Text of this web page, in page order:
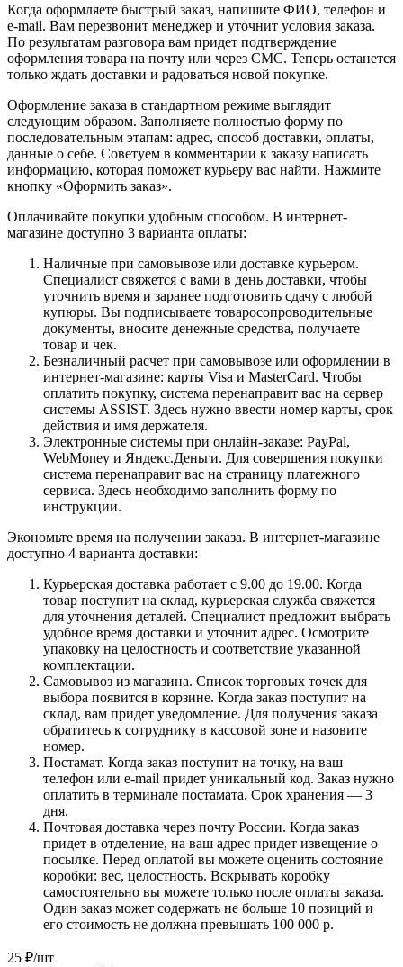
Когда оформляете быстрый заказ, напишите ФИО, телефон и
e-mail. Вам перезвонит менеджер и уточнит условия заказа.
По результатам разговора вам придет подтверждение
оформления товара на почту или через СМС. Теперь останется
только ждать доставки и радоваться новой покупке.
Оформление заказа в стандартном режиме выглядит
следующим образом. Заполняете полностью форму по
последовательным этапам: адрес, способ доставки, оплаты,
данные о себе. Советуем в комментарии к заказу написать
информацию, которая поможет курьеру вас найти. Нажмите
кнопку «Оформить заказ».
Оплачивайте покупки удобным способом. В интернет-
магазине доступно 3 варианта оплаты:
Наличные при самовывозе или доставке курьером.
Специалист свяжется с вами в день доставки, чтобы
уточнить время и заранее подготовить сдачу с любой
купюры. Вы подписываете товаросопроводительные
документы, вносите денежные средства, получаете
товар и чек.
Безналичный расчет при самовывозе или оформлении в
интернет-магазине: карты Visa и MasterCard. Чтобы
оплатить покупку, система перенаправит вас на сервер
системы ASSIST. Здесь нужно ввести номер карты, срок
действия и имя держателя.
Электронные системы при онлайн-заказе: PayPal,
WebMoney и Яндекс.Деньги. Для совершения покупки
система перенаправит вас на страницу платежного
сервиса. Здесь необходимо заполнить форму по
инструкции.
Экономьте время на получении заказа. В интернет-магазине
доступно 4 варианта доставки:
Курьерская доставка работает с 9.00 до 19.00. Когда
товар поступит на склад, курьерская служба свяжется
для уточнения деталей. Специалист предложит выбрать
удобное время доставки и уточнит адрес. Осмотрите
упаковку на целостность и соответствие указанной
комплектации.
Самовывоз из магазина. Список торговых точек для
выбора появится в корзине. Когда заказ поступит на
склад, вам придет уведомление. Для получения заказа
обратитесь к сотруднику в кассовой зоне и назовите
номер.
Постамат. Когда заказ поступит на точку, на ваш
телефон или e-mail придет уникальный код. Заказ нужно
оплатить в терминале постамата. Срок хранения — 3
дня.
Почтовая доставка через почту России. Когда заказ
придет в отделение, на ваш адрес придет извещение о
посылке. Перед оплатой вы можете оценить состояние
коробки: вес, целостность. Вскрывать коробку
самостоятельно вы можете только после оплаты заказа.
Один заказ может содержать не больше 10 позиций и
его стоимость не должна превышать 100 000 р.
25 ₽/шт